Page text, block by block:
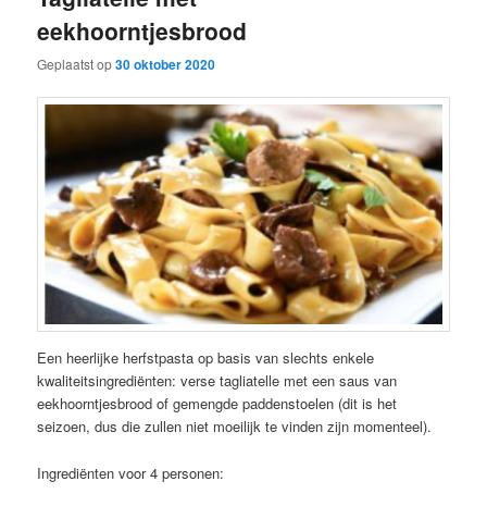
eekhoorntjesbrood
Geplaatst op30 oktober 2020
Een heerlijke herfstpasta op basis van slechts enkele
kwaliteitsingrediënten: verse tagliatelle met een saus van
eekhoorntjesbrood of gemengde paddenstoelen (dit is het
seizoen, dus die zullen niet moeilijk te vinden zijn momenteel).
Ingrediënten voor 4 personen: